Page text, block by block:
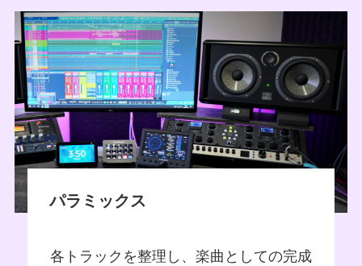
パラミックス
各トラックを整理し、楽曲としての完成